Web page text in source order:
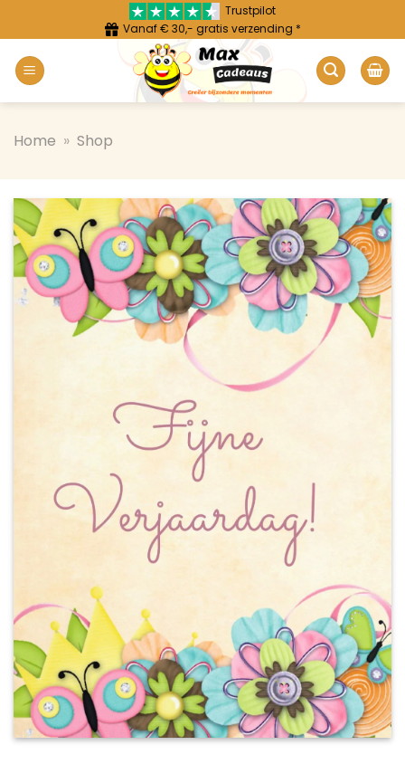
inhoud
Trustpilot
Vanaf € 30,- gratis verzending *
Home » Shop